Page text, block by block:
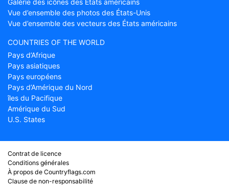
Galérie des icônes des États américains
Vue d’ensemble des photos des États-Unis
Vue d’ensemble des vecteurs des États américains
COUNTRIES OF THE WORLD
Pays d’Afrique
Pays asiatiques
Pays européens
Pays d’Amérique du Nord
îles du Pacifique
Amérique du Sud
U.S. States
Contrat de licence
Conditions générales
À propos de Countryflags.com
Clause de non-responsabilité